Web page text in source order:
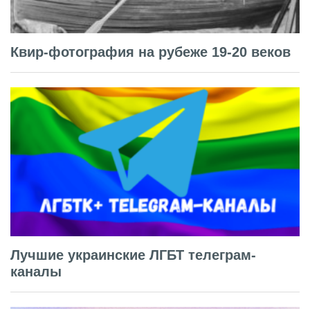
Квир-фотография на рубеже 19-20 веков
Лучшие украинские ЛГБТ телеграм-
каналы